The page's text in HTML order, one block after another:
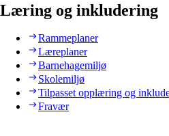
Læring og inkludering
Rammeplaner
Læreplaner
Barnehagemiljø
Skolemiljø
Tilpasset opplæring og
Fravær